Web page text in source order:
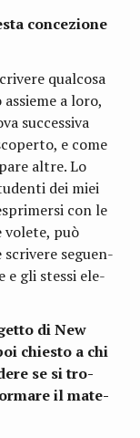
con­ce­zione
qual­cosa
a loro,
suc­ces­siva
e come
altre. Lo
dei miei
con le
volete, può
scri­vere seguen­
e gli stessi ele­
di New
chie­sto a chi
se si tro­
il mate­